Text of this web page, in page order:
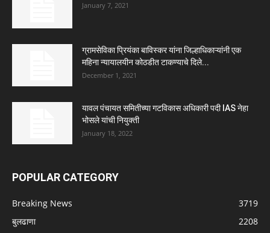
January 7, 2021
ग्रामसेविका प्रियंका बाविस्कर यांना जिल्हाधिकाऱ्यांनी एक
महिना न्यायालयीन कोठडीत टाकण्याचे दिले...
December 1, 2021
यावल पंचायत समितीच्या गटविकास अधिकारी पदी IAS नेहा
भोसले यांची नियुक्ती
January 18, 2022
POPULAR CATEGORY
Breaking News
3719
बुलढाणा
2208